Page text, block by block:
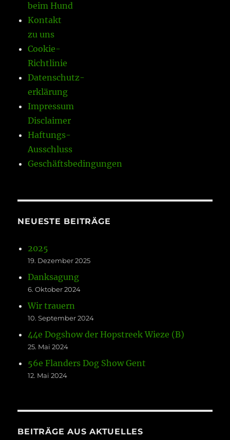
beim Hund
Kontakt
zu uns
Cookie-
Richtlinie
Datenschutz-
erklärung
Impressum
Disclaimer
Haftungs-
Ausschluss
Geschäftsbedingungen
NEUESTE BEITRÄGE
2025
19. Dezember 2025
Danksagung
6. Oktober 2024
Wir trauern
10. September 2024
44e Dogshow der Hopstreek Wieze (B)
25. Mai 2024
56e Flanders Dog Show Gent
12. Mai 2024
BEITRÄGE AUS AKTUELLES